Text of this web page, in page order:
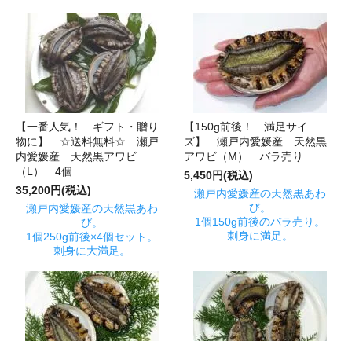
【一番人気！ ギフト・贈り
物に】 ☆送料無料☆ 瀬戸
内愛媛産 天然黒アワビ
（L） 4個
35,200円(税込)
瀬戸内愛媛産の天然黒あわ
び。
1個250g前後×4個セット。
刺身に大満足。
【150g前後！ 満足サイ
ズ】 瀬戸内愛媛産 天然黒
アワビ（M） バラ売り
5,450円(税込)
瀬戸内愛媛産の天然黒あわ
び。
1個150g前後のバラ売り。
刺身に満足。